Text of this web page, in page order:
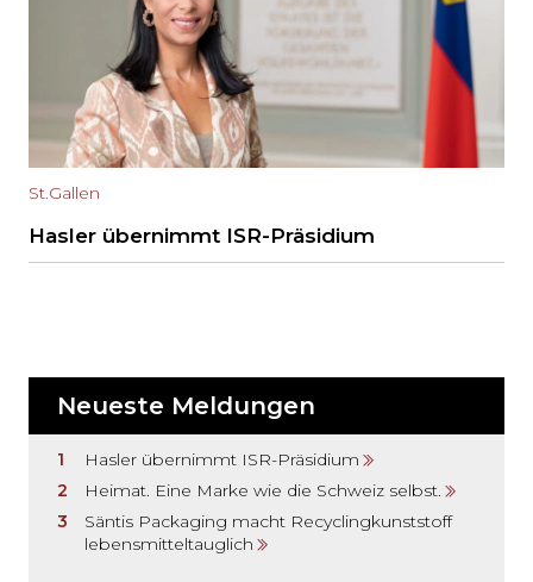
St.Gallen
Hasler übernimmt ISR-Präsidium
Neueste Meldungen
Hasler übernimmt ISR-Präsidium
Heimat. Eine Marke wie die Schweiz selbst.
Säntis Packaging macht Recyclingkunststoff
lebensmitteltauglich